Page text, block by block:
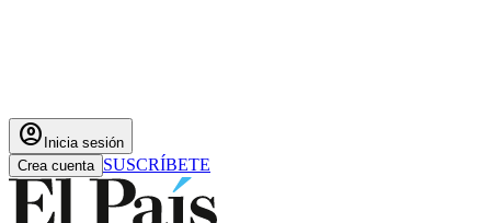
account_circle Inicia sesión
Crea cuenta SUSCRÍBETE